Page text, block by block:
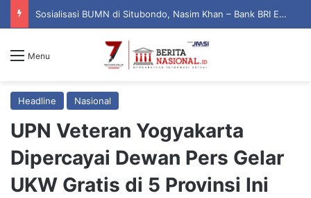
Sosialisasi BUMN di Situbondo, Nasim Khan – Bank BRI Edukasi Warga Cegah Penipuan Digital
Menu
Headline Nasional
UPN Veteran Yogyakarta
Dipercayai Dewan Pers Gelar
UKW Gratis di 5 Provinsi Ini